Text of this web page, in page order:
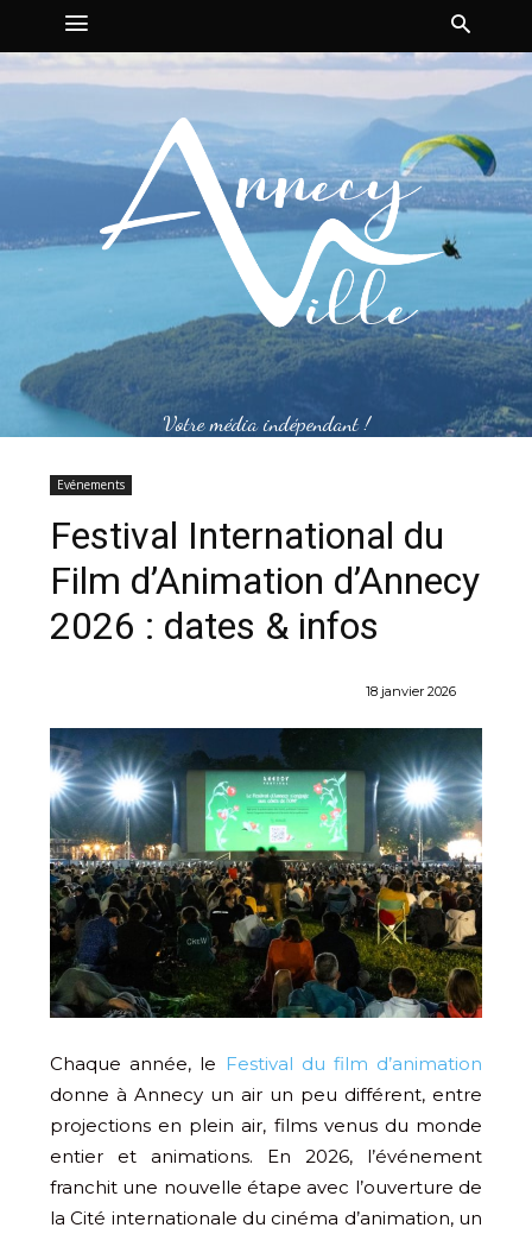
Votre média indépendant !
Evénements
Festival International du
Film d’Animation d’Annecy
2026 : dates & infos
18 janvier 2026
Chaque année, le Festival du film d’animation
donne à Annecy un air un peu différent, entre
projections en plein air, films venus du monde
entier et animations. En 2026, l’événement
franchit une nouvelle étape avec l’ouverture de
la Cité internationale du cinéma d’animation, un